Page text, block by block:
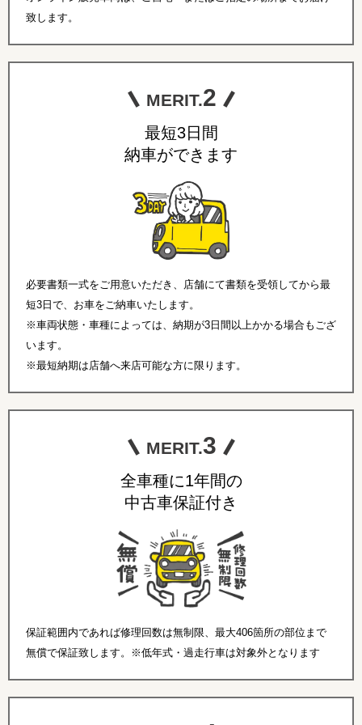
致します。
MERIT.2
最短3日間
納車ができます
必要書類一式をご用意いただき、店舗にて書類を受領してから最
短3日で、お車をご納車いたします。
※車両状態・車種によっては、納期が3日間以上かかる場合もござ
います。
※最短納期は店舗へ来店可能な方に限ります。
MERIT.3
全車種に1年間の
中古車保証付き
保証範囲内であれば修理回数は無制限、最大406箇所の部位まで
無償で保証致します。※低年式・過走行車は対象外となります